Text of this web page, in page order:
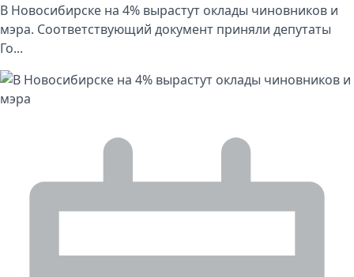
В Новосибирске на 4% вырастут оклады чиновников и
мэра. Соответствующий документ приняли депутаты
Го...